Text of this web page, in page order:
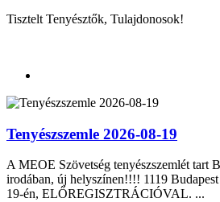
Tisztelt Tenyésztők, Tulajdonosok!
Tenyészszemle 2026-08-19
A MEOE Szövetség tenyészszemlét tart
irodában, új helyszínen!!!! 1119
19-én, ELŐREGISZTRÁCIÓVAL. ...